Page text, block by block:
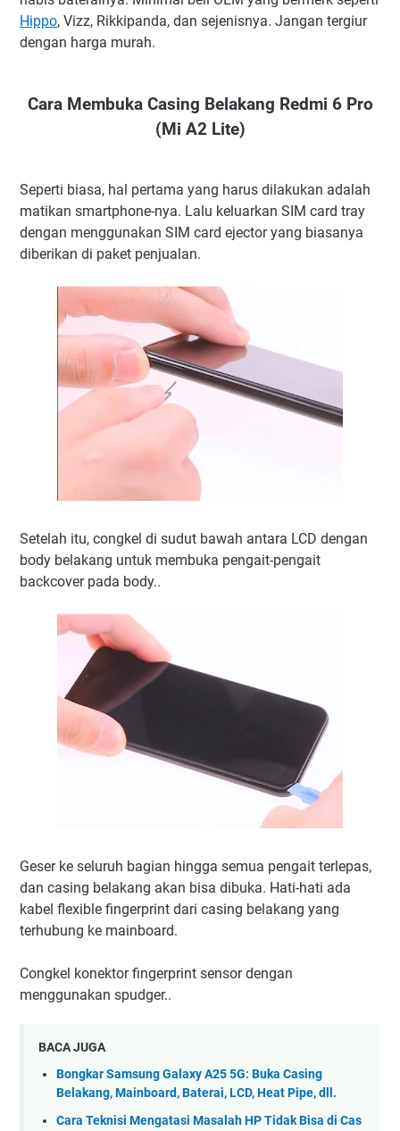
Hippo, Vizz, Rikkipanda, dan sejenisnya. Jangan tergiur
dengan harga murah.
Cara Membuka Casing Belakang Redmi 6 Pro
(Mi A2 Lite)
Seperti biasa, hal pertama yang harus dilakukan adalah
matikan smartphone-nya. Lalu keluarkan SIM card tray
dengan menggunakan SIM card ejector yang biasanya
diberikan di paket penjualan.
Setelah itu, congkel di sudut bawah antara LCD dengan
body belakang untuk membuka pengait-pengait
backcover pada body..
Geser ke seluruh bagian hingga semua pengait terlepas,
dan casing belakang akan bisa dibuka. Hati-hati ada
kabel flexible fingerprint dari casing belakang yang
terhubung ke mainboard.
Congkel konektor fingerprint sensor dengan
menggunakan spudger..
BACA JUGA
Bongkar Samsung Galaxy A25 5G: Buka Casing
Belakang, Mainboard, Baterai, LCD, Heat Pipe, dll.
Cara Teknisi Mengatasi Masalah HP Tidak Bisa di Cas